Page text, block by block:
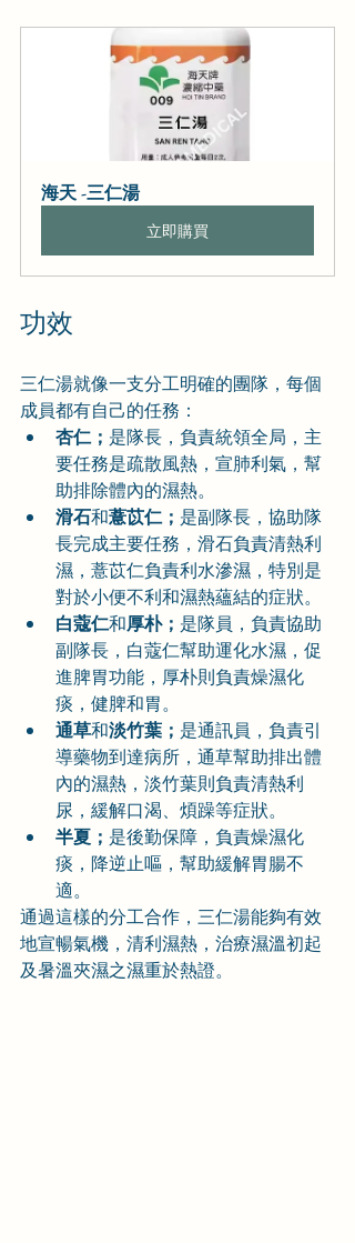
海天 -三仁湯
立即購買
功效
三仁湯就像一支分工明確的團隊，每個
成員都有自己的任務：
杏仁； 是隊長，負責統領全局，主
要任務是疏散風熱，宣肺利氣，幫
助排除體內的濕熱。
滑石和薏苡仁； 是副隊長，協助隊
長完成主要任務，滑石負責清熱利
濕，薏苡仁負責利水滲濕，特別是
對於小便不利和濕熱蘊結的症狀。
白蔻仁和厚朴； 是隊員，負責協助
副隊長，白蔻仁幫助運化水濕，促
進脾胃功能，厚朴則負責燥濕化
痰，健脾和胃。
通草和淡竹葉； 是通訊員，負責引
導藥物到達病所，通草幫助排出體
內的濕熱，淡竹葉則負責清熱利
尿，緩解口渴、煩躁等症狀。
半夏； 是後勤保障，負責燥濕化
痰，降逆止嘔，幫助緩解胃腸不
適。
通過這樣的分工合作，三仁湯能夠有效
地宣暢氣機，清利濕熱，治療濕溫初起
及暑溫夾濕之濕重於熱證。